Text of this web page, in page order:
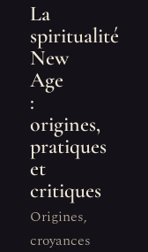
La
spiritualité
New
Age
:
origines,
pratiques
et
critiques
Origines,
croyances